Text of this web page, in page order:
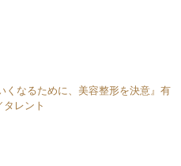
くなるために、美容整形を決意』有
レント